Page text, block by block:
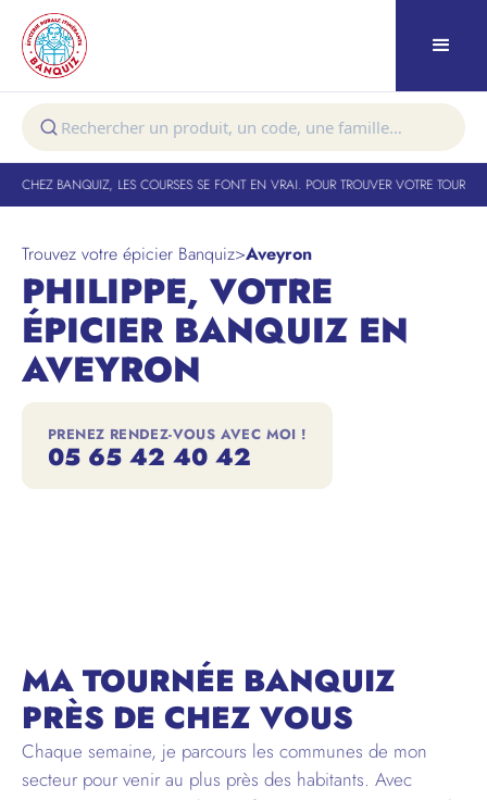
CHEZ BANQUIZ, LES COURSES SE FONT EN VRAI. POUR TROUVER VOTRE TOURNÉE :
Trouvez votre épicier Banquiz>Aveyron
PHILIPPE, VOTRE
ÉPICIER BANQUIZ EN
AVEYRON
PRENEZ RENDEZ-VOUS AVEC MOI !
05 65 42 40 42
MA TOURNÉE BANQUIZ
PRÈS DE CHEZ VOUS
Chaque semaine, je parcours les communes de mon
secteur pour venir au plus près des habitants. Avec